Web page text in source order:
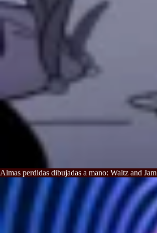
Almas perdidas dibujadas a mano: Waltz and Jam